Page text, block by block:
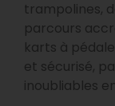
trampolines,
parcours
karts à
et sécurisé,
inoubliables